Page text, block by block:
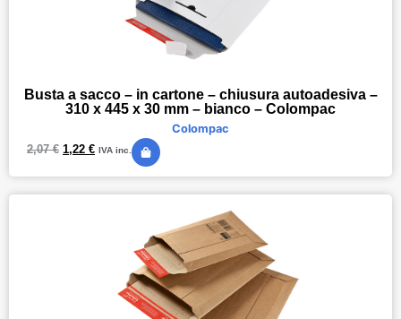
Busta a sacco – in cartone – chiusura autoadesiva –
310 x 445 x 30 mm – bianco – Colompac
Colompac
2,07€ 1,22 € IVA inc.